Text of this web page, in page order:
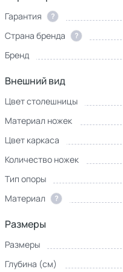
Гарантия ?
Страна бренда
?
Бренд
Внешний вид
Цвет столешницы
Материал ножек
Цвет каркаса
Количество ножек
Тип опоры
Материал
?
Размеры
Размеры
Глубина (см)